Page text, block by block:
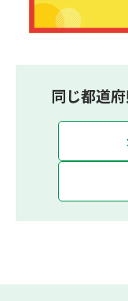
同じ都道